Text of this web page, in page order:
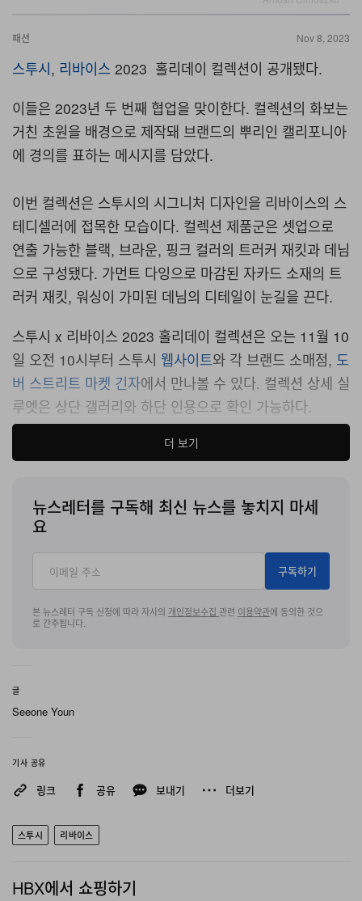
패션 Nov 8, 2023
스투시, 리바이스 2023 홀리데이 컬렉션이 공개됐다.
이들은 2023년 두 번째 협업을 맞이한다. 컬렉션의 화보는
거친 초원을 배경으로 제작돼 브랜드의 뿌리인 캘리포니아
에 경의를 표하는 메시지를 담았다.
이번 컬렉션은 스투시의 시그니처 디자인을 리바이스의 스
테디셀러에 접목한 모습이다. 컬렉션 제품군은 셋업으로
연출 가능한 블랙, 브라운, 핑크 컬러의 트러커 재킷과 데님
으로 구성됐다. 가먼트 다잉으로 마감된 자카드 소재의 트
러커 재킷, 워싱이 가미된 데님의 디테일이 눈길을 끈다.
스투시 x 리바이스 2023 홀리데이 컬렉션은 오는 11월 10
일 오전 10시부터 스투시 웹사이트와 각 브랜드 소매점, 도
버 스트리트 마켓 긴자에서 만나볼 수 있다. 컬렉션 상세 실
루엣은 상단 갤러리와 하단 인용으로 확인 가능하다.
더 보기
뉴스레터를 구독해 최신 뉴스를 놓치지 마세
요
구독하기
본 뉴스레터 구독 신청에 따라 자사의 개인정보수집 관련 이용약관에 동의한 것으
로 간주됩니다.
글
Seeone Youn
기사 공유
링크 공유 보내기 더보기
스투시 리바이스
HBX에서 쇼핑하기